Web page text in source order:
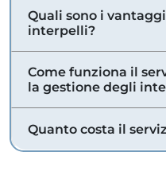
Quali sono i
interpelli?
Come funziona il
la gestione degli
Quanto costa il